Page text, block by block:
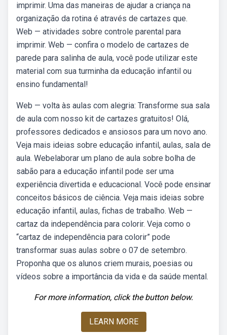
imprimir. Uma das maneiras de ajudar a criança na
organização da rotina é através de cartazes que.
Web — atividades sobre controle parental para
imprimir. Web — confira o modelo de cartazes de
parede para salinha de aula, você pode utilizar este
material com sua turminha da educação infantil ou
ensino fundamental!
Web — volta às aulas com alegria: Transforme sua sala
de aula com nosso kit de cartazes gratuitos! Olá,
professores dedicados e ansiosos para um novo ano.
Veja mais ideias sobre educação infantil, aulas, sala de
aula. Webelaborar um plano de aula sobre bolha de
sabão para a educação infantil pode ser uma
experiência divertida e educacional. Você pode ensinar
conceitos básicos de ciência. Veja mais ideias sobre
educação infantil, aulas, fichas de trabalho. Web —
cartaz da independência para colorir. Veja como o
“cartaz de independência para colorir” pode
transformar suas aulas sobre o 07 de setembro.
Proponha que os alunos criem murais, poesias ou
vídeos sobre a importância da vida e da saúde mental.
For more information, click the button below.
LEARN MORE